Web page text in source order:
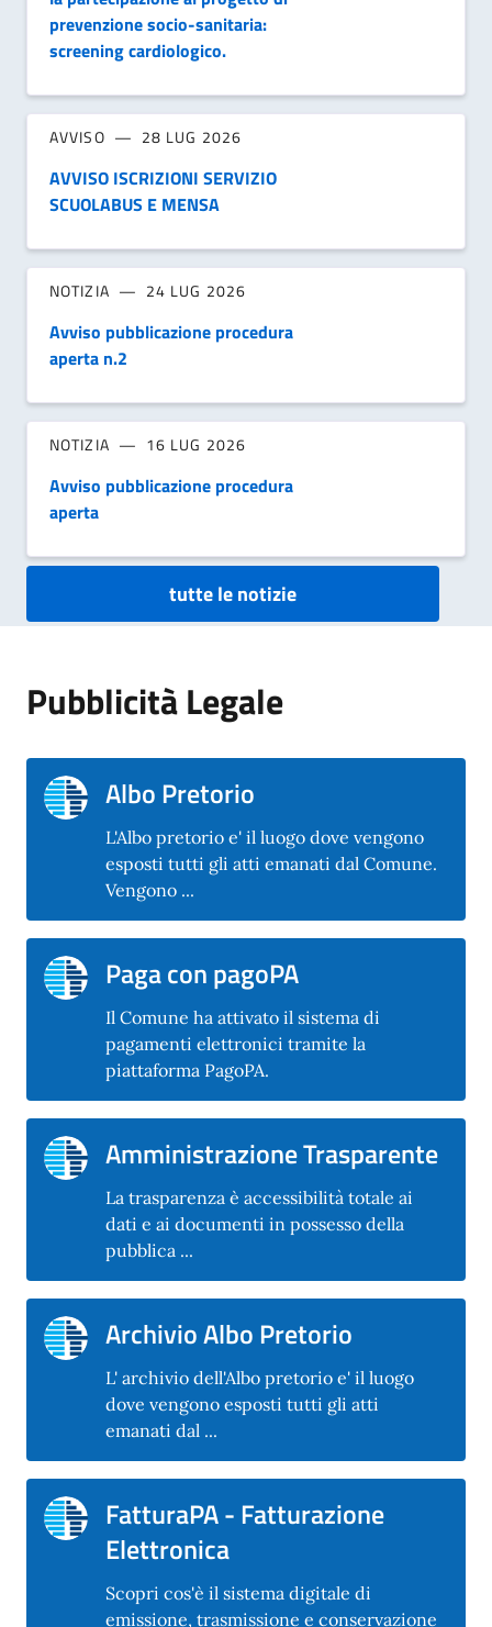
prevenzione socio-sanitaria:
screening cardiologico.
AVVISO 28 LUG 2026
AVVISO ISCRIZIONI SERVIZIO
SCUOLABUS E MENSA
NOTIZIA 24 LUG 2026
Avviso pubblicazione procedura
aperta n.2
NOTIZIA 16 LUG 2026
Avviso pubblicazione procedura
aperta
tutte le notizie
Pubblicità Legale
Albo Pretorio
L'Albo pretorio e' il luogo dove vengono
esposti tutti gli atti emanati dal Comune.
Vengono ...
Paga con pagoPA
Il Comune ha attivato il sistema di
pagamenti elettronici tramite la
piattaforma PagoPA.
Amministrazione Trasparente
La trasparenza è accessibilità totale ai
dati e ai documenti in possesso della
pubblica ...
Archivio Albo Pretorio
L' archivio dell'Albo pretorio e' il luogo
dove vengono esposti tutti gli atti
emanati dal ...
FatturaPA - Fatturazione
Elettronica
Scopri cos'è il sistema digitale di
emissione, trasmissione e conservazione